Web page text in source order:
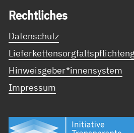
Recht­li­ches
Datenschutz
Hinweisgeber*innensystem
Impressum